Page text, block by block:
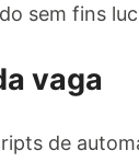
sem fins
vaga
de